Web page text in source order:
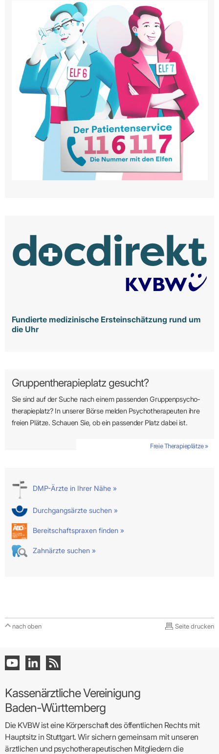
Fundierte medizinische Ersteinschätzung rund um
die Uhr
Gruppentherapieplatz gesucht?
Sie sind auf der Suche nach einem passenden Gruppen­psycho­
therapie­platz? In unserer Börse melden Psycho­­thera­­peuten ihre
freien Plätze. Schauen Sie, ob ein passender Platz dabei ist.
Freie Therapieplätze »
DMP-Ärzte in Ihrer Nähe »
Durchgangsärzte suchen »
Bereitschaftspraxen finden »
Zahnärzte suchen »
nach oben Seite drucken
Kassenärztliche Vereinigung
Baden-Württemberg
Die KVBW ist eine Körperschaft des öffentlichen Rechts mit
Hauptsitz in Stuttgart. Wir sichern gemeinsam mit unseren
ärztlichen und psychotherapeutischen Mitgliedern die